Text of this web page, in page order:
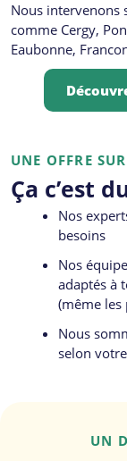
Nous intervenons
comme Cergy,
Eaubonne,
UNE OFFRE
Ça c’est
Nos
besoins
Nos
adaptés à
(même les
Nous
selon
UN